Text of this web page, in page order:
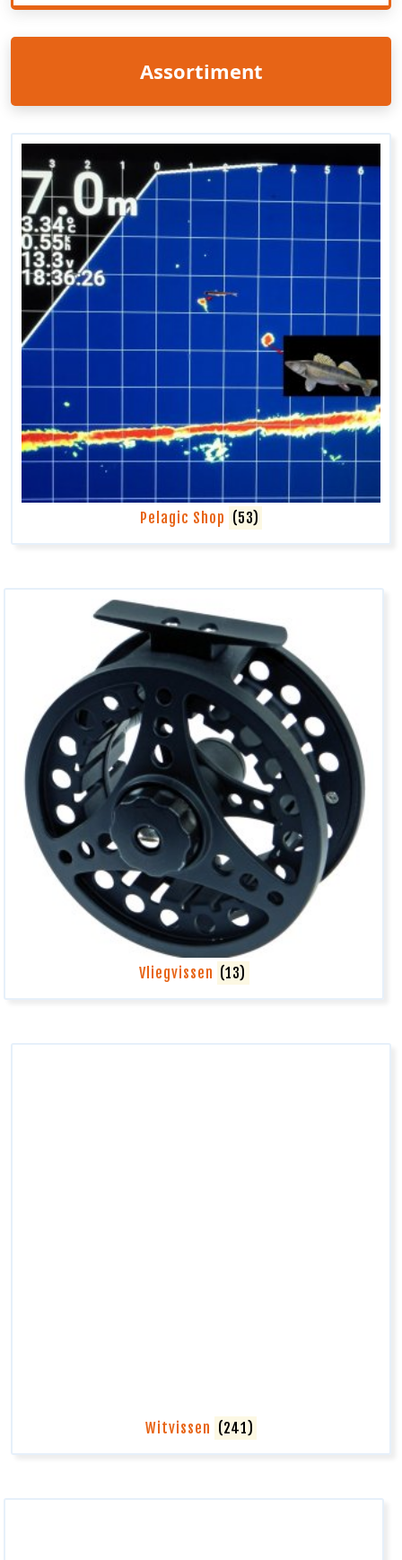
Assortiment
Pelagic Shop (53)
Vliegvissen (13)
Witvissen (241)